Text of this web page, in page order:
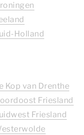
Holland
Kop van Drenthe
Friesland
Friesland